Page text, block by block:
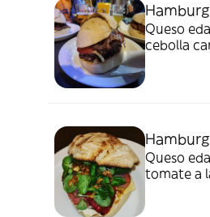
Queso
cebolla
Queso
tomate a